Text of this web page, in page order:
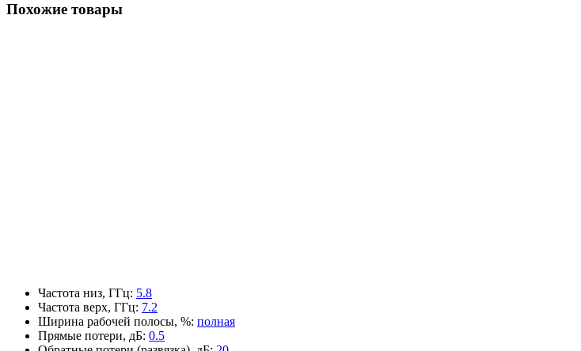
Похожие товары
Частота низ, ГГц: 5.8
Частота верх, ГГц: 7.2
Ширина рабочей полосы, %: полная
Прямые потери, дБ: 0.5